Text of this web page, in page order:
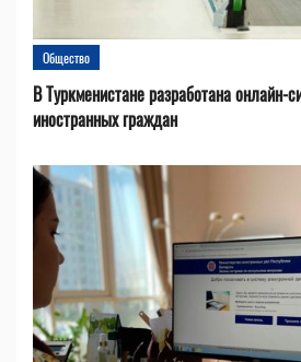
Общество
В Туркменистане разработана онлайн-
иностранных граждан